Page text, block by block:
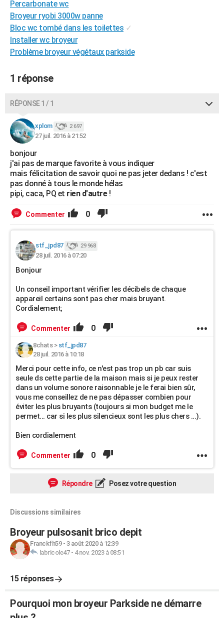
Bricolage
Lifestyle
Culture
Sport
Auto
Television
Voyage
Cinema
Percarbonate wc
Broyeur ryobi 3000w panne
Bloc wc tombé dans les toilettes ✓
Installer wc broyeur
Problème broyeur végétaux parkside
1 réponse
RÉPONSE 1 / 1
xplom 2 697
27 juil. 2016 à 21:52
bonjour
j'ai pas de marque favorite à vous indiquer
mais félicitation de savoir quoi ne pas jeter dedans ! c'est
pas donné à tous le monde hélas
pipi, caca, PQ et rien d'autre!
Commenter 0
stf_jpd87 29 968
28 juil. 2016 à 07:20
Bonjour
Un conseil important vérifier les décibels de chaque
appareil certains sont pas cher mais bruyant.
Cordialement;
Commenter 0
8chats> stf_jpd87
28 juil. 2016 à 10:18
Merci pour cette info, ce n'est pas trop un pb car suis
seule ds cette partie de la maison mais si je peux rester
dans un volume sonore raisonnable je le ferai bien sûr,
vous me conseillez de ne pas dépasser combien pour
éviter les plus bruyants (toujours si mon budget me le
permet... car si les plus silencieux sont les plus chers ...).
Bien cordialement
Commenter 0
Répondre Posez votre question
Discussions similaires
Broyeur pulsosanit brico depit
Franckfh59- 3 août 2020 à 12:39
labricole47- 4 nov. 2023 à 08:51
15 réponses
Pourquoi mon broyeur Parkside ne démarre